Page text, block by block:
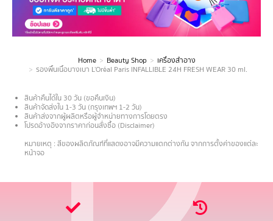
You are here: Home Beauty Shop
เครื่องสำอาง
รองพื้นเนื้อบางเบา L’Oréal Paris INFALLIBLE 24H FRESH WEAR 30 ml.
สินค้าคืนได้ใน 30 วัน (ขอคืนเงิน)
สินค้าจัดส่งใน 1-3 วัน (กรุงเทพฯ 1-2 วัน)
สินค้าส่งจากผู้ผลิตหรือผู้จำหน่ายทางการโดยตรง
โปรดอ้างอิงจากราคาก่อนสั่งซื้อ (Disclaimer)
หมายเหตุ : สีของผลิตภัณฑ์ที่แสดงอาจมีความแตกต่างกัน จากการตั้งค่าของแต่ละ
หน้าจอ